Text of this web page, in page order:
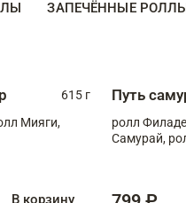
ЗАПЕЧЁННЫЕ РОЛЛЫ
615 г
Мияги,
Путь
ролл
Самурай,